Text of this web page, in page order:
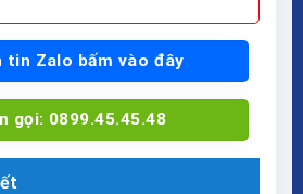
tin Zalo bấm vào đây
gọi: 0899.45.45.48